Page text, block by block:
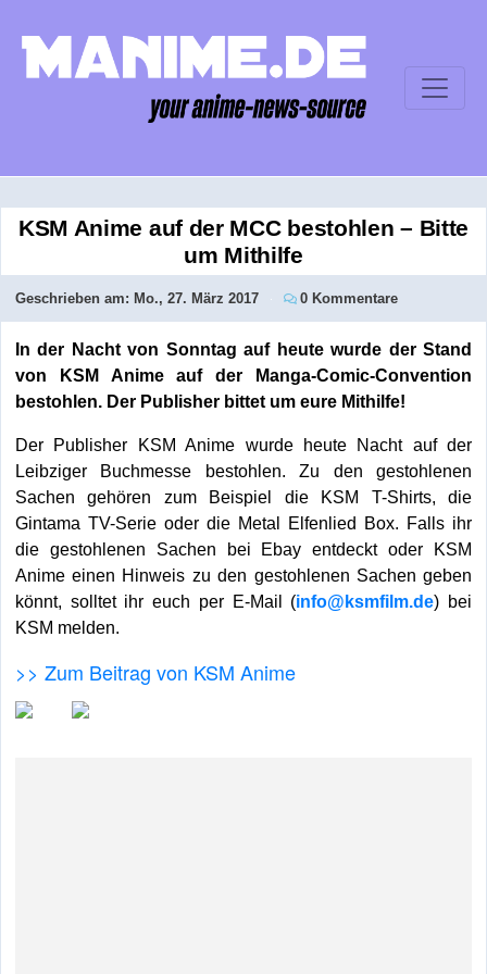
KSM Anime auf der MCC bestohlen – Bitte
um Mithilfe
Geschrieben am: Mo., 27. März 2017 0 Kommentare
In der Nacht von Sonntag auf heute wurde der Stand
von KSM Anime auf der Manga-Comic-Convention
bestohlen. Der Publisher bittet um eure Mithilfe!
Der Publisher KSM Anime wurde heute Nacht auf der
Leibziger Buchmesse bestohlen. Zu den gestohlenen
Sachen gehören zum Beispiel die KSM T-Shirts, die
Gintama TV-Serie oder die Metal Elfenlied Box. Falls ihr
die gestohlenen Sachen bei Ebay entdeckt oder KSM
Anime einen Hinweis zu den gestohlenen Sachen geben
könnt, solltet ihr euch per E-Mail (info@ksmfilm.de) bei
KSM melden.
>> Zum Beitrag von KSM Anime